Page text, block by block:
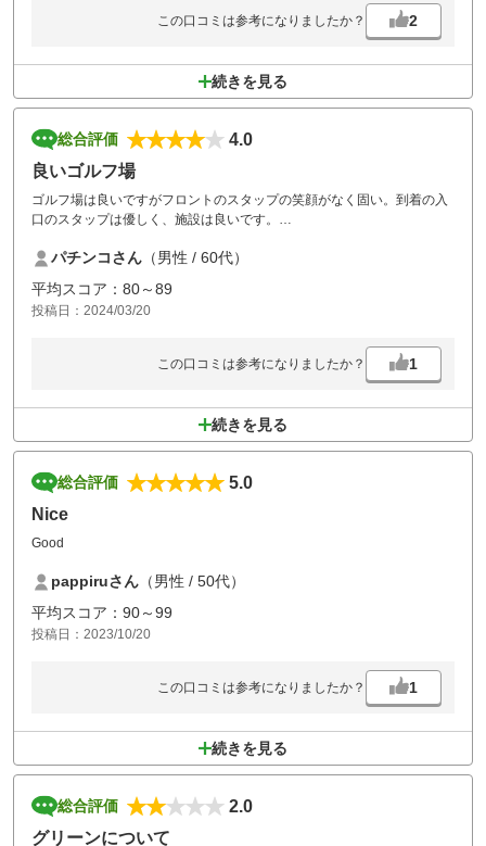
この口コミは参考になりましたか？ 2
続きを見る
総合評価
4.0
良いゴルフ場
ゴルフ場は良いですがフロントのスタップの笑顔がなく固い。到着の入
口のスタップは優しく、施設は良いです。
パチンコさん （男性 / 60代）
平均スコア：80～89
投稿日：2024/03/20
この口コミは参考になりましたか？ 1
続きを見る
総合評価
5.0
Nice
Good
pappiruさん （男性 / 50代）
平均スコア：90～99
投稿日：2023/10/20
この口コミは参考になりましたか？ 1
続きを見る
総合評価
2.0
グリーンについて